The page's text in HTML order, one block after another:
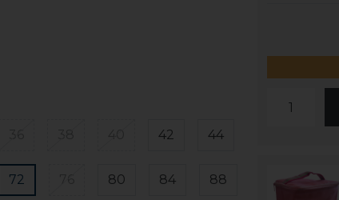
42 44
72 80 84 88